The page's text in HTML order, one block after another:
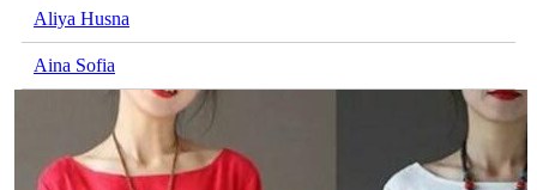
Aliya Husna
Aina Sofia